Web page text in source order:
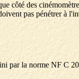
des
pas pénétrer à
par la norme NF C